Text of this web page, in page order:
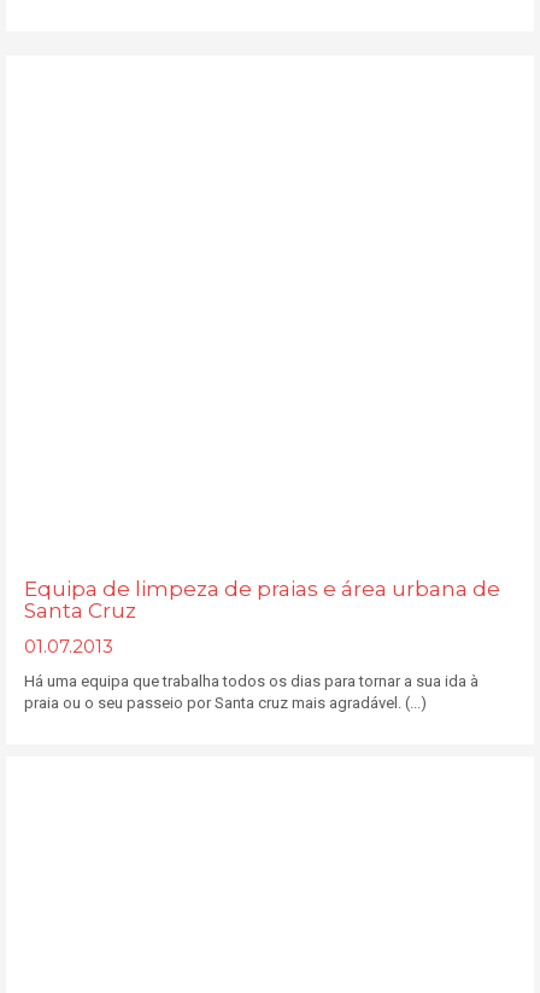
Equipa de limpeza de praias e área urbana de
Santa Cruz
01.07.2013
Há uma equipa que trabalha todos os dias para tornar a sua ida à
praia ou o seu passeio por Santa cruz mais agradável. (...)